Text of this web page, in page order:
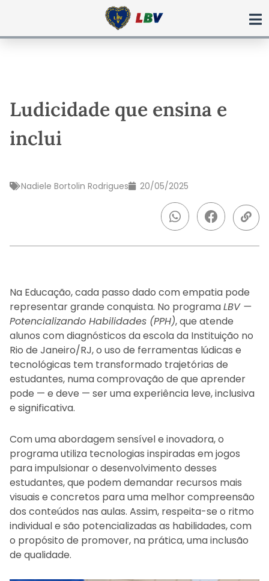
Ludicidade que ensina e
inclui
Nadiele Bortolin Rodrigues 20/05/2025
Na Educação, cada passo dado com empatia pode
representar grande conquista. No programaLBV —
Potencializando Habilidades (PPH), que atende
alunos com diagnósticos da escola da Instituição no
Rio de Janeiro/RJ, o uso de ferramentas lúdicas e
tecnológicas tem transformado trajetórias de
estudantes, numa comprovação de que aprender
pode — e deve — ser uma experiência leve, inclusiva
e significativa.
Com uma abordagem sensível e inovadora, o
programa utiliza tecnologias inspiradas em jogos
para impulsionar o desenvolvimento desses
estudantes, que podem demandar recursos mais
visuais e concretos para uma melhor compreensão
dos conteúdos nas aulas. Assim, respeita-se o ritmo
individual e são potencializadas as habilidades, com
o propósito de promover, na prática, uma inclusão
de qualidade.